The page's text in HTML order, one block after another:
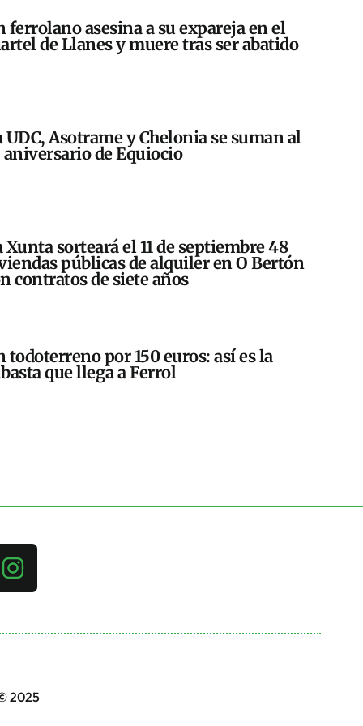
ferrolano asesina a su expareja en el
de Llanes y muere tras ser abatido
UDC, Asotrame y Chelonia se suman al
aniversario de Equiocio
Xunta sorteará el 11 de septiembre 48
públicas de alquiler en O Bertón
contratos de siete años
todoterreno por 150 euros: así es la
que llega a Ferrol
2025